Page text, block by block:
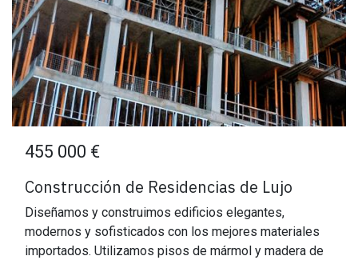
455 000 €
Construcción de Residencias de Lujo
Diseñamos y construimos edificios elegantes,
modernos y sofisticados con los mejores materiales
importados. Utilizamos pisos de mármol y madera de